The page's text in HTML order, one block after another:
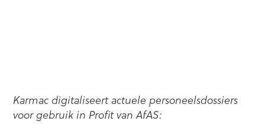
Karmac digitaliseert actuele personeelsdossiers
voor gebruik in Profit van AfAS: